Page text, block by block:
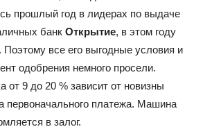
прошлый год в лидерах по выдаче
банк Открытие, в этом году
все его выгодные условия и
одобрения немного просели.
от 9 до 20 % зависит от новизны
первоначального платежа. Машина
в залог.